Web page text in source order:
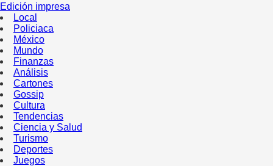
Edición impresa
Local
Policiaca
México
Mundo
Finanzas
Análisis
Cartones
Gossip
Cultura
Tendencias
Ciencia y Salud
Turismo
Deportes
Juegos